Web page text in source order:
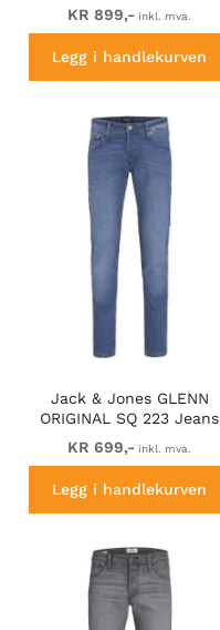
Blue Denim
KR 899,- inkl. mva.
Legg i handlekurven
Jack & Jones GLENN
ORIGINAL SQ 223 Jeans
Blue Denim
KR 699,- inkl. mva.
Legg i handlekurven